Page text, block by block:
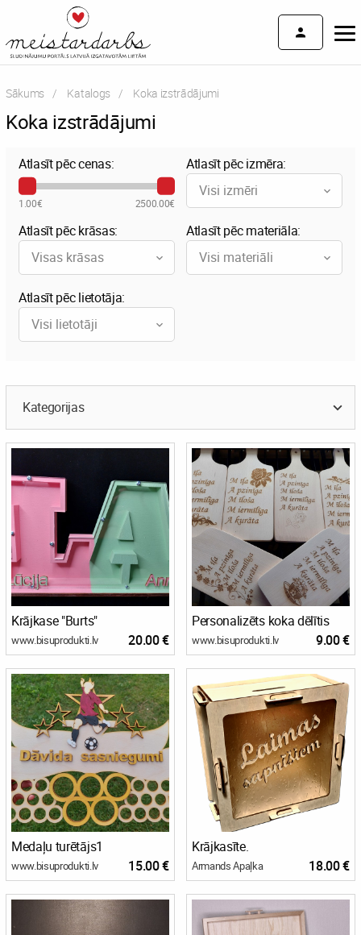
Sākums Katalogs Current:
Koka izstrādājumi
Koka izstrādājumi
Atlasīt pēc cenas:
1.00€ 2500.00€
Atlasīt pēc izmēra:
Visi izmēri
Atlasīt pēc krāsas:
Visas krāsas
Atlasīt pēc materiāla:
Visi materiāli
Atlasīt pēc lietotāja:
Visi lietotāji
Kategorijas
Krājkase "Burts"
www.bisuprodukti.lv 20.00 €
Personalizēts koka dēlītis
www.bisuprodukti.lv 9.00 €
Medaļu turētājs1
www.bisuprodukti.lv 15.00 €
Krājkasīte.
Armands Apaļka 18.00 €